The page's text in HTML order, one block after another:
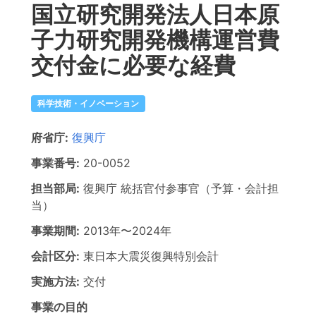
国立研究開発法人日本原
子力研究開発機構運営費
交付金に必要な経費
科学技術・イノベーション
府省庁: 復興庁
事業番号: 20-0052
担当部局: 復興庁 統括官付参事官（予算・会計担
当）
事業期間: 2013年〜2024年
会計区分: 東日本大震災復興特別会計
実施方法: 交付
事業の目的